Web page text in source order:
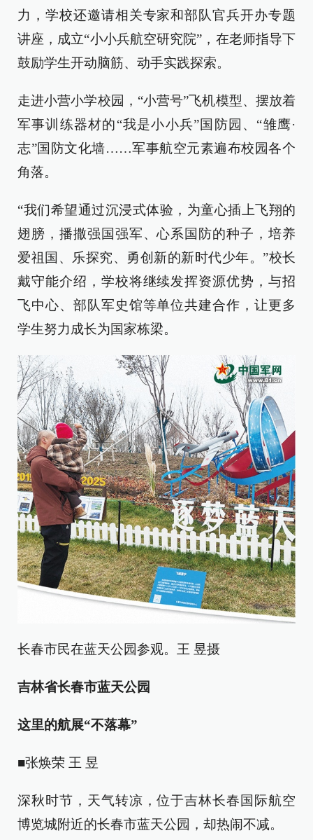
力，学校还邀请相关专家和部队官兵开办专题
讲座，成立“小小兵航空研究院”，在老师指导下
鼓励学生开动脑筋、动手实践探索。
走进小营小学校园，“小营号”飞机模型、摆放着
军事训练器材的“我是小小兵”国防园、“雏鹰·
志”国防文化墙……军事航空元素遍布校园各个
角落。
“我们希望通过沉浸式体验，为童心插上飞翔的
翅膀，播撒强国强军、心系国防的种子，培养
爱祖国、乐探究、勇创新的新时代少年。”校长
戴守能介绍，学校将继续发挥资源优势，与招
飞中心、部队军史馆等单位共建合作，让更多
学生努力成长为国家栋梁。
长春市民在蓝天公园参观。王 昱摄
吉林省长春市蓝天公园
这里的航展“不落幕”
■张焕荣 王 昱
深秋时节，天气转凉，位于吉林长春国际航空
博览城附近的长春市蓝天公园，却热闹不减。